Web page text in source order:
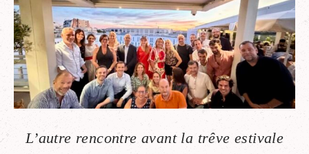
L’autre rencontre avant la trêve estivale